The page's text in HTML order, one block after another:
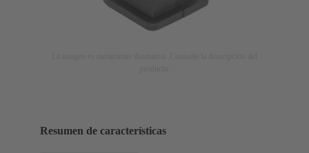
Resumen de características